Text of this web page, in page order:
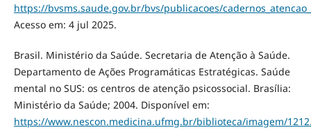
https://bvsms.saude.gov.br/bvs/publicacoes/
Acesso em: 4 jul 2025.
Brasil. Ministério da Saúde. Secretaria de Atenção à Saúde.
Departamento de Ações Programáticas Estratégicas. Saúde
mental no SUS: os centros de atenção psicossocial. Brasília:
Ministério da Saúde; 2004. Disponível em:
https://www.nescon.medicina.ufmg.br/biblioteca/imagem/